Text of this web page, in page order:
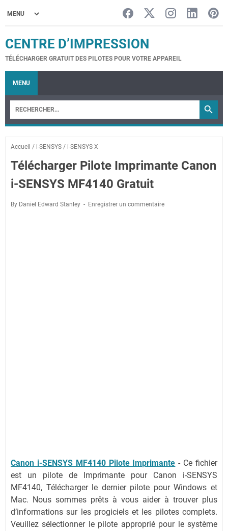
CENTRE D’IMPRESSION
TÉLÉCHARGER GRATUIT DES PILOTES POUR VOTRE APPAREIL
MENU
Accueil / i-SENSYS / i-SENSYS X
Télécharger Pilote Imprimante Canon
i-SENSYS MF4140 Gratuit
By Daniel Edward Stanley Enregistrer un commentaire
Canon i-SENSYS MF4140 Pilote Imprimante - Ce fichier
est un pilote de Imprimante pour Canon i-SENSYS
MF4140, Télécharger le dernier pilote pour Windows et
Mac. Nous sommes prêts à vous aider à trouver plus
d’informations sur les progiciels et les pilotes complets.
Veuillez sélectionner le pilote approprié pour le système